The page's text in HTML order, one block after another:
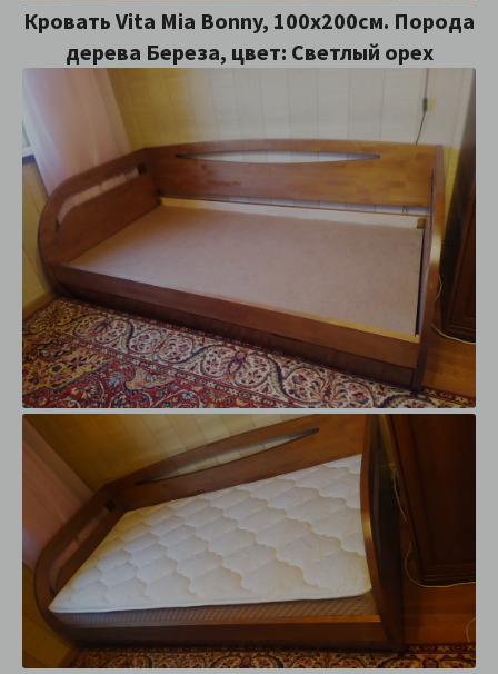
Кровать Vita Mia Bonny, 100x200см. Порода
дерева Береза, цвет: Светлый орех